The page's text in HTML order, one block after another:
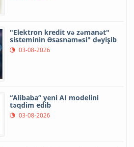
"Elektron kredit və zəmanət"
sisteminin Əsasnaməsi" dəyişib
03-08-2026
“Alibaba” yeni AI modelini
təqdim edib
03-08-2026